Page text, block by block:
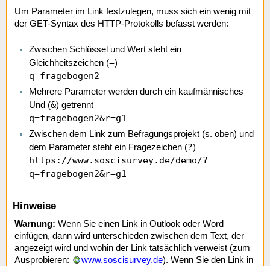
Um Parameter im Link festzulegen, muss sich ein wenig mit
der GET-Syntax des HTTP-Protokolls befasst werden:
Zwischen Schlüssel und Wert steht ein
Gleichheitszeichen (=)
q=fragebogen2
Mehrere Parameter werden durch ein kaufmännisches
Und (&) getrennt
q=fragebogen2&r=g1
Zwischen dem Link zum Befragungsprojekt (s. oben) und
dem Parameter steht ein Fragezeichen (?)
https://www.soscisurvey.de/demo/?
q=fragebogen2&r=g1
Hinweise
Warnung: Wenn Sie einen Link in Outlook oder Word
einfügen, dann wird unterschieden zwischen dem Text, der
angezeigt wird und wohin der Link tatsächlich verweist (zum
Ausprobieren:
www.soscisurvey.de). Wenn Sie den Link in